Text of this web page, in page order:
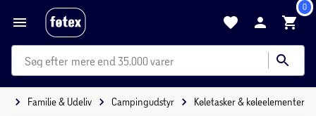
0
mere end 35.000 varer
Familie & Udeliv Campingudstyr Køletasker & køleelementer